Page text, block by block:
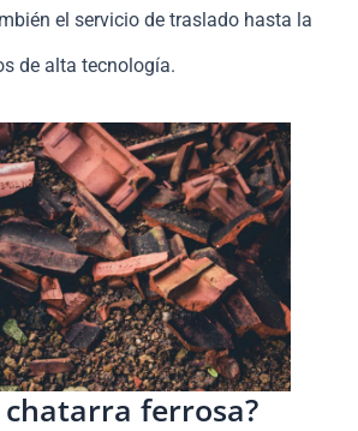
el servicio de traslado hasta la
de alta tecnología.
chatarra ferrosa?